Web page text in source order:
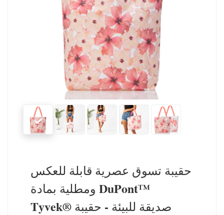
حقيبة تسوق عصرية قابلة للعكس
ومطلية بمادة DuPont™
Tyvek® صديقة للبيئة - حقيبة